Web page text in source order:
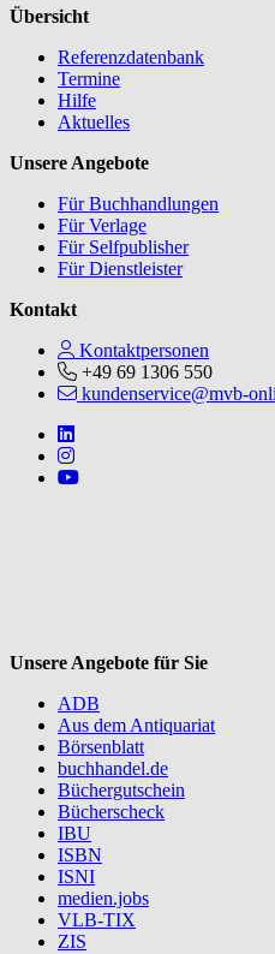
Übersicht
Referenzdatenbank
Termine
Hilfe
Aktuelles
Unsere Angebote
Für Buchhandlungen
Für Verlage
Für Selfpublisher
Für Dienstleister
Kontakt
Kontaktpersonen
+49 69 1306 550
kundenservice@mvb-
Follow us on https://
Follow us on https://
Follow us on https://
Unsere Angebote für Sie
ADB
Aus dem Antiquariat
Börsenblatt
buchhandel.de
Büchergutschein
Bücherscheck
IBU
ISBN
ISNI
medien.jobs
VLB-TIX
ZIS